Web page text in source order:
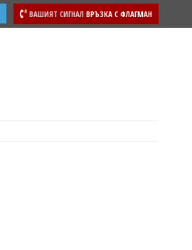
ВАШИЯТ СИГНАЛ ВРЪЗКА С ФЛАГМАН